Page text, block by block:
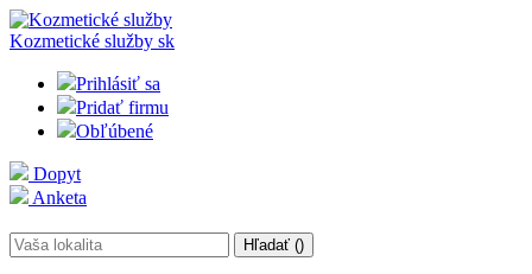
Kozmetické služby sk
Prihlásiť sa
Pridať firmu
Obľúbené
Dopyt
Anketa
Hľadať ()